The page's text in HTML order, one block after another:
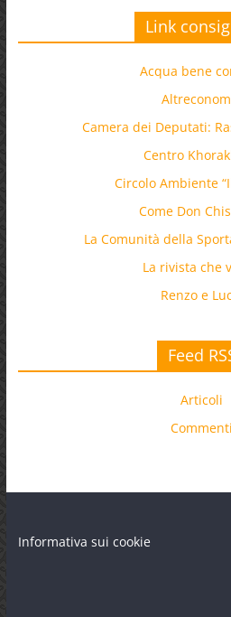
Link
Acqua bene
Camera dei Deputati:
Centro
Circolo Ambiente
Come Don
La Comunità della
La rivista che
Renzo e
Feed
Articoli
Commenti
Informativa sui cookie